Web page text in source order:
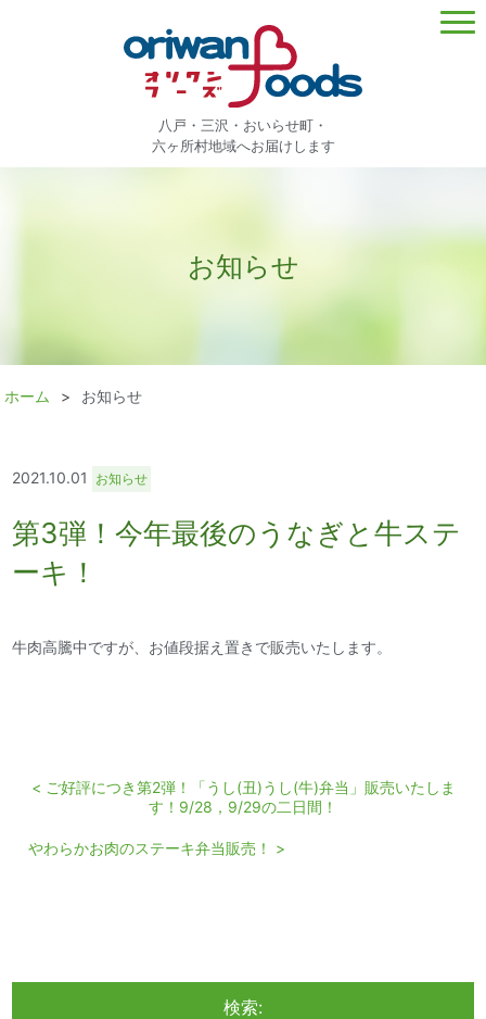
八戸・三沢・おいらせ町・
六ヶ所村地域へお届けします
お知らせ
ホーム お知らせ
2021.10.01 お知らせ
第3弾！今年最後のうなぎと牛ステ
ーキ！
牛肉高騰中ですが、お値段据え置きで販売いたします。
< ご好評につき第2弾！「うし(丑)うし(牛)弁当」販売いたしま
す！9/28，9/29の二日間！
やわらかお肉のステーキ弁当販売！ >
検索: